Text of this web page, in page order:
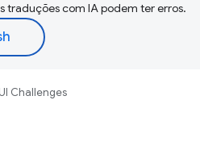
traduções com IA podem ter erros.
Challenges